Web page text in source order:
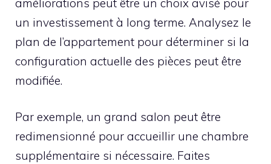
un investissement à long terme. Analysez le
plan de l’appartement pour déterminer si la
configuration actuelle des pièces peut être
modifiée.
Par exemple, un grand salon peut être
redimensionné pour accueillir une chambre
supplémentaire si nécessaire. Faites